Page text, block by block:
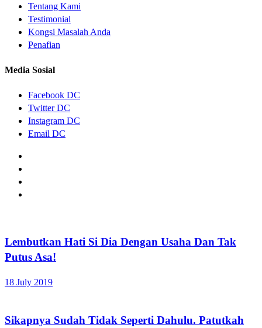
Tentang Kami
Testimonial
Kongsi Masalah Anda
Penafian
Media Sosial
Facebook DC
Twitter DC
Instagram DC
Email DC
Lembutkan Hati Si Dia Dengan Usaha Dan Tak
Putus Asa!
18 July 2019
Sikapnya Sudah Tidak Seperti Dahulu. Patutkah